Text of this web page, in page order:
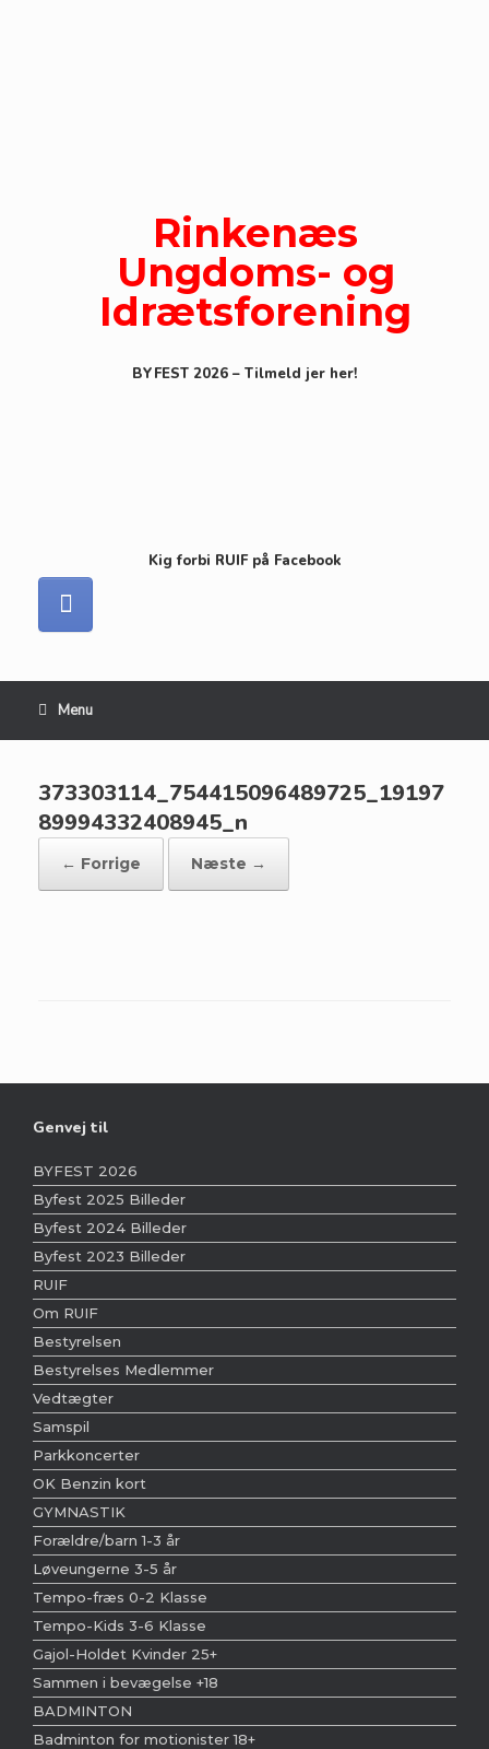
Rinkenæs
Ungdoms- og
Idrætsforening
BYFEST 2026 – Tilmeld jer her!
Kig forbi RUIF på Facebook
Menu
373303114_754415096489725_19197
89994332408945_n
← Forrige Næste →
Genvej til
BYFEST 2026
Byfest 2025 Billeder
Byfest 2024 Billeder
Byfest 2023 Billeder
RUIF
Om RUIF
Bestyrelsen
Bestyrelses Medlemmer
Vedtægter
Samspil
Parkkoncerter
OK Benzin kort
GYMNASTIK
Forældre/barn 1-3 år
Løveungerne 3-5 år
Tempo-fræs 0-2 Klasse
Tempo-Kids 3-6 Klasse
Gajol-Holdet Kvinder 25+
Sammen i bevægelse +18
BADMINTON
Badminton for motionister 18+